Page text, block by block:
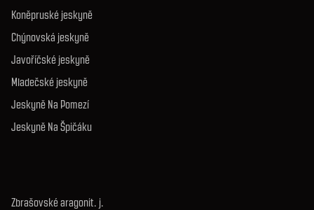
Koněpruské jeskyně
Chýnovská jeskyně
Javoříčské jeskyně
Mladečské jeskyně
Jeskyně Na Pomezí
Jeskyně Na Špičáku
Zbrašovské aragonit. j.